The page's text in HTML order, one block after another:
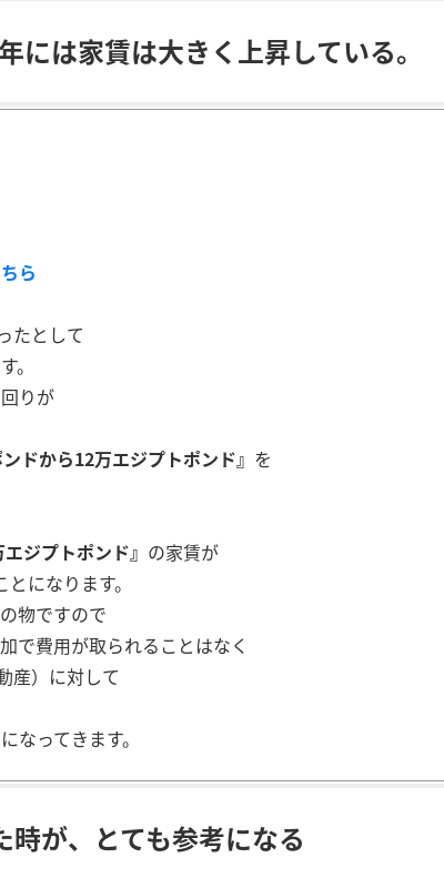
には家賃は大きく上昇している。
ら
たとして
。
りが
ドから12万エジプトポンド』 を
ジプトポンド』 の家賃が
になります。
物ですので
で費用が取られることはなく
産）に対して
なってきます。
が、とても参考になる